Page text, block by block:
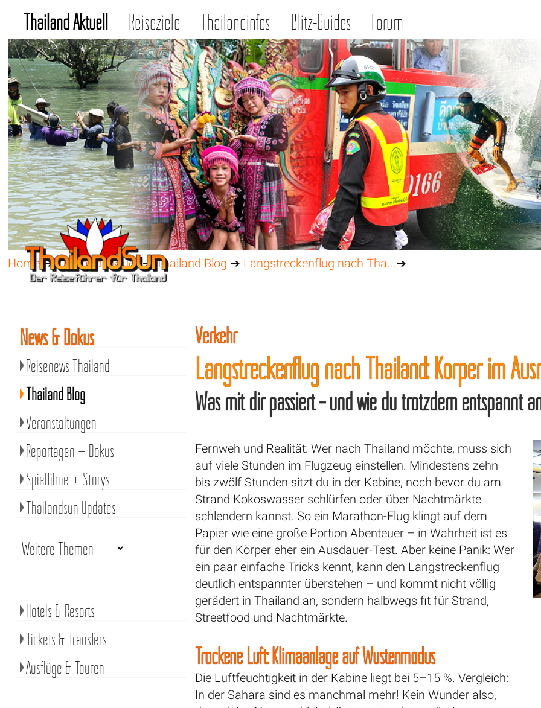
Thailand Aktuell Reiseziele Thailandinfos Blitz-Guides Forum
Home➔Thailand Aktuell➔Thailand Blog ➔ Langstreckenflug nach Tha...➔
Verkehr
Langstreckenflug nach Thailand: Körper im
Was mit dir passiert – und wie du trotzdem entspannt
Fernweh und Realität: Wer nach Thailand möchte, muss sich
auf viele Stunden im Flugzeug einstellen. Mindestens zehn
bis zwölf Stunden sitzt du in der Kabine, noch bevor du am
Strand Kokoswasser schlürfen oder über Nachtmärkte
schlendern kannst. So ein Marathon-Flug klingt auf dem
Papier wie eine große Portion Abenteuer – in Wahrheit ist es
für den Körper eher ein Ausdauer-Test. Aber keine Panik: Wer
ein paar einfache Tricks kennt, kann den Langstreckenflug
deutlich entspannter überstehen – und kommt nicht völlig
gerädert in Thailand an, sondern halbwegs fit für Strand,
Streetfood und Nachtmärkte.
Trockene Luft: Klimaanlage auf Wüstenmodus
Die Luftfeuchtigkeit in der Kabine liegt bei 5–15 %. Vergleich:
In der Sahara sind es manchmal mehr! Kein Wunder also,
News & Dokus
Reisenews Thailand
Thailand Blog
Veranstaltungen
Reportagen + Dokus
Spielfilme + Storys
Thailandsun Updates
Hotels & Resorts
Tickets & Transfers
Ausflüge & Touren